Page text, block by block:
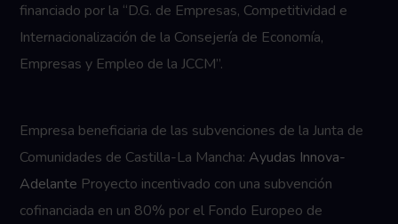
financiado por la “D.G. de Empresas, Competitividad e
Internacionalización de la Consejería de Economía,
Empresas y Empleo de la JCCM”.
Empresa beneficiaria de las subvenciones de la Junta de
Comunidades de Castilla-La Mancha:Ayudas Innova-
Adelante Proyecto incentivado con una subvención
cofinanciada en un 80% por el Fondo Europeo de